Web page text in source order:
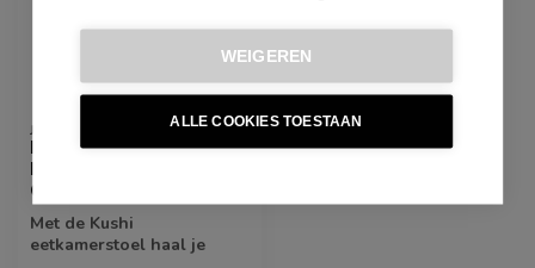
WEIGEREN
ALLE COOKIES TOESTAAN
JESPER HOME
Kushi Flax Relax
Eetkamerstoel - Turn
Gold
Met de Kushi
eetkamerstoel haal je